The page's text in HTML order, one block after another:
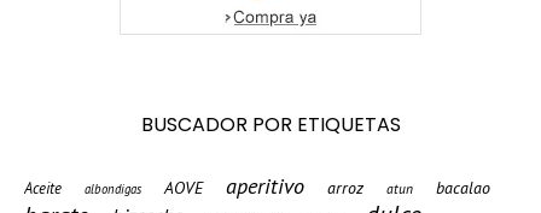
BUSCADOR POR ETIQUETAS
Aceite albondigas AOVE aperitivo arroz atun bacalao